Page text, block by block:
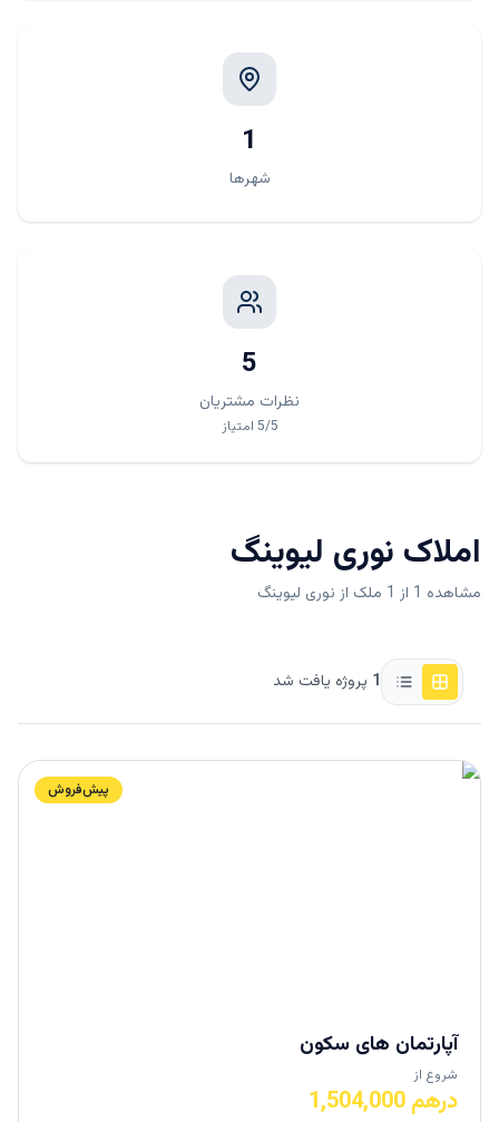
1
شهرها
5
نظرات مشتریان
5/5 امتیاز
املاک نوری لیوینگ
مشاهده 1 از 1 ملک از نوری لیوینگ
1 پروژه یافت شد
پیش‌فروش
آپارتمان ‌های سکون
شروع از
درهم 1,504,000